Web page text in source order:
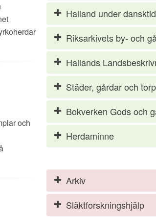
och
Halland under
Riksarkivets by- och
Hallands
Städer, gårdar och torp
Bokverken Gods och
Herdaminne
Arkiv
Släktforskningshjälp